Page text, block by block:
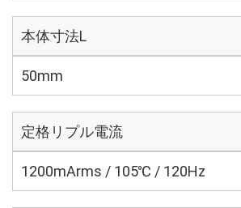
本体寸法L
50mm
定格リプル電流
1200mArms / 105℃ / 120Hz